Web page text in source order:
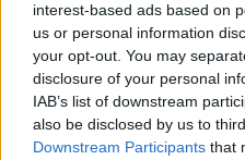
interest-based ads based on
us or personal information
your opt-out. You may
disclosure of your personal
IAB’s list of downstream
also be disclosed by us to
Downstream Participants that
Žiūrimiausi